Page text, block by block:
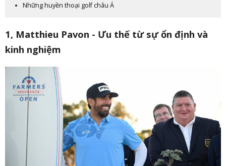
Những huyền thoại golf châu Á
1, Matthieu Pavon - Ưu thế từ sự ổn định và
kinh nghiệm